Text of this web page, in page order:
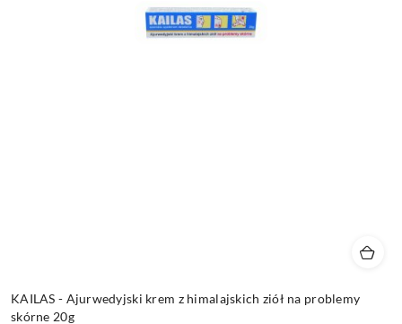
KAILAS - Ajurwedyjski krem z himalajskich ziół na problemy
skórne 20g